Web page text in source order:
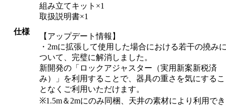
仕様
組み立てキット×1
取扱説明書×1
【アップデート情報】
・2mに拡張して使用した場合における若干の撓み
ついて、完璧に解消しました。
新開発の「ロックアジャスター（実用新案新税済
み）」を利用することで、器具の重さを気にするこ
となくご利用いただけます。
※1.5m＆2mにのみ同梱、天井の素材により利用でき